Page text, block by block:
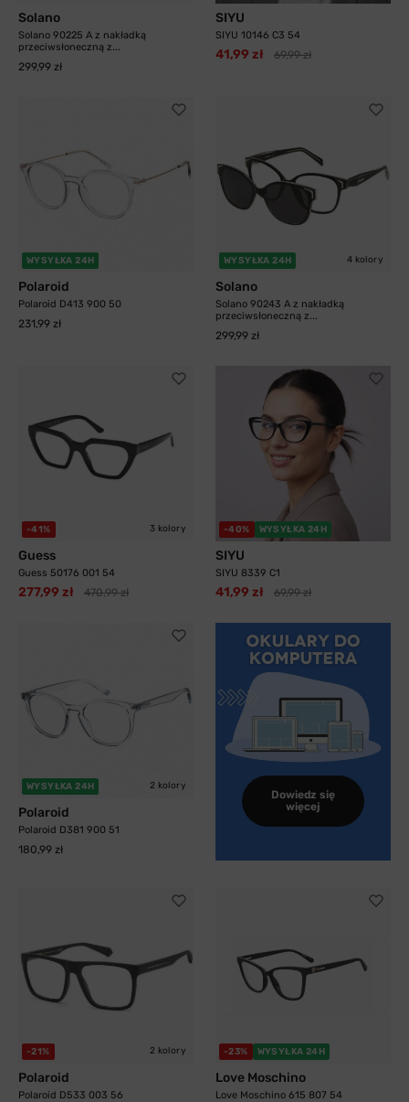
Solano
Solano 90225 A z nakładką
przeciwsłoneczną z...
299,99 zł
SIYU
SIYU 10146 C3 54
41,99 zł 69,99 zł
WYSYŁKA 24H
Polaroid
Polaroid D413 900 50
231,99 zł
WYSYŁKA 24H 4 kolory
Solano
Solano 90243 A z nakładką
przeciwsłoneczną z...
299,99 zł
-41% 3 kolory
Guess
Guess 50176 001 54
277,99 zł 470,99 zł
-40% WYSYŁKA 24H
SIYU
SIYU 8339 C1
41,99 zł 69,99 zł
WYSYŁKA 24H 2 kolory
Polaroid
Polaroid D381 900 51
180,99 zł
Dowiedz się
więcej
-21% 2 kolory
Polaroid
Polaroid D533 003 56
-23% WYSYŁKA 24H
Love Moschino
Love Moschino 615 807 54